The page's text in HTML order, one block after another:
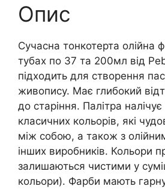
Опис
Сучасна тонкотерта олійна
тубах по 37 та 200мл від
підходить для створення
живопису. Має глибокий
до старіння. Палітра
класичних кольорів, які
між собою, а також з
інших виробників. Кольори
залишаються чистими у
кольори). Фарби мають